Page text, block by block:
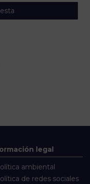
legal
ambiental
de redes sociales